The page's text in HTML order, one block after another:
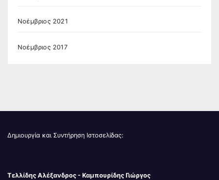
Νοέμβριος 2021
Νοέμβριος 2017
Δημιουργία και Συντήρηση Ιστοσελίδας:
Τελλίδης Αλέξανδρος - Καμπουρίδης Γιώργος